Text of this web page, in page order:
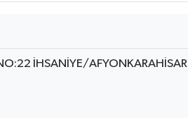
İHSANİYE/AFYONKARAHİSAR